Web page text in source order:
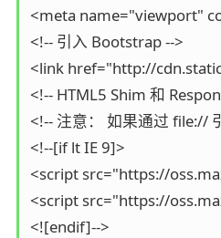
<meta name="viewport"
<!-- 引入 Bootstrap -->
<link href="http://
<!-- HTML5 Shim 和
<!-- 注意： 如果通过 file://
<!--[if lt IE 9]>
<script src="https://
<script src="https://
<![endif]-->